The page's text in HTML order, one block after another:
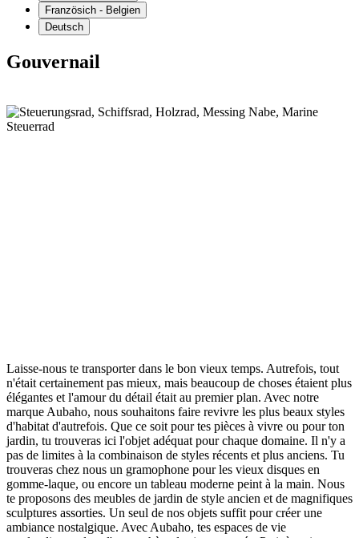
Französich - Belgien
Deutsch
Gouvernail
Laisse-nous te transporter dans le bon vieux temps. Autrefois, tout
n'était certainement pas mieux, mais beaucoup de choses étaient plus
élégantes et l'amour du détail était au premier plan. Avec notre
marque Aubaho, nous souhaitons faire revivre les plus beaux styles
d'habitat d'autrefois. Que ce soit pour tes pièces à vivre ou pour ton
jardin, tu trouveras ici l'objet adéquat pour chaque domaine. Il n'y a
pas de limites à la combinaison de styles récents et plus anciens. Tu
trouveras chez nous un gramophone pour les vieux disques en
gomme-laque, ou encore un tableau moderne peint à la main. Nous
te proposons des meubles de jardin de style ancien et de magnifiques
sculptures assorties. Un seul de nos objets suffit pour créer une
ambiance nostalgique. Avec Aubaho, tes espaces de vie